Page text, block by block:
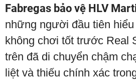
Fabregas bảo vệ HLV
những người đầu tiên
không chơi tốt trước Real
trên đã di chuyển chậm
liệt và thiếu chính xác